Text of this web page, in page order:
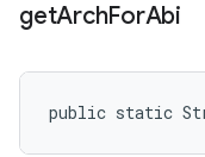
getArchForAbi
public static